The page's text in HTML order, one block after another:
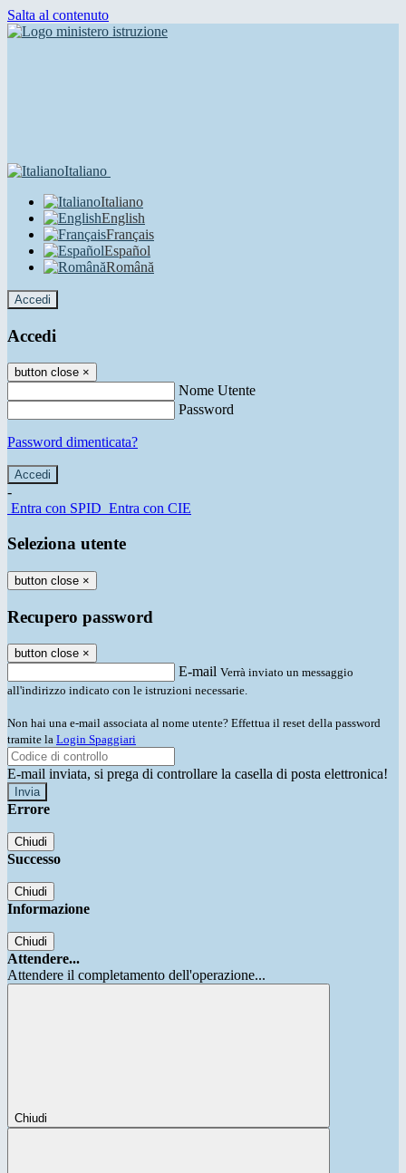
Salta al contenuto
Italiano
Italiano
English
Français
Español
Română
Accedi
Accedi
button close ×
Nome Utente
Password
Password dimenticata?
-
Entra con SPID Entra con CIE
Seleziona utente
button close ×
Recupero password
button close ×
E-mail Verrà inviato un messaggio
all'indirizzo indicato con le istruzioni necessarie.
Non hai una e-mail associata al nome utente? Effettua il reset della password
tramite la Login Spaggiari
E-mail inviata, si prega di controllare la casella di posta elettronica!
Errore
Chiudi
Successo
Chiudi
Informazione
Chiudi
Attendere...
Attendere il completamento dell'operazione...
Chiudi